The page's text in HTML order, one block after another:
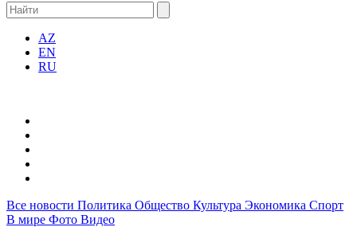
AZ
EN
RU
Все новости Политика Общество Культура Экономика Спорт
В мире Фото Видео